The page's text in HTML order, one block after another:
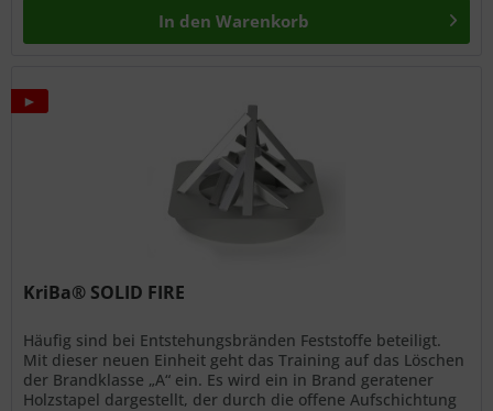
In den Warenkorb
►
KriBa® SOLID FIRE
Häufig sind bei Entstehungsbränden Feststoffe beteiligt.
Mit dieser neuen Einheit geht das Training auf das Löschen
der Brandklasse „A“ ein. Es wird ein in Brand geratener
Holzstapel dargestellt, der durch die offene Aufschichtung